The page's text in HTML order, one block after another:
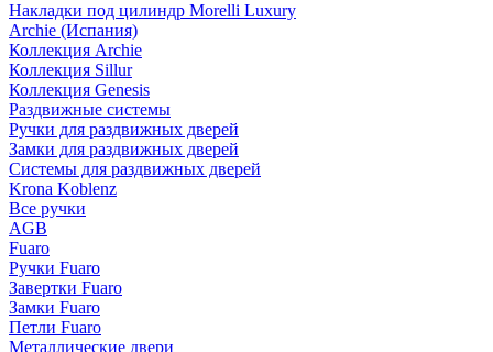
Накладки под цилиндр Morelli Luxury
Archie (Испания)
Коллекция Archie
Коллекция Sillur
Коллекция Genesis
Раздвижные системы
Ручки для раздвижных дверей
Замки для раздвижных дверей
Системы для раздвижных дверей
Krona Koblenz
Все ручки
AGB
Fuaro
Ручки Fuaro
Завертки Fuaro
Замки Fuaro
Петли Fuaro
Металлические двери